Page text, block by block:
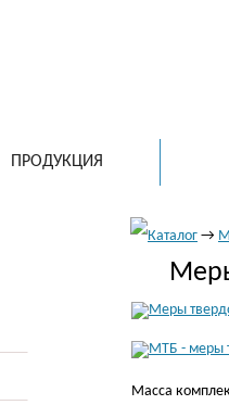
ПРОДУКЦИЯ
Каталог →
Масса